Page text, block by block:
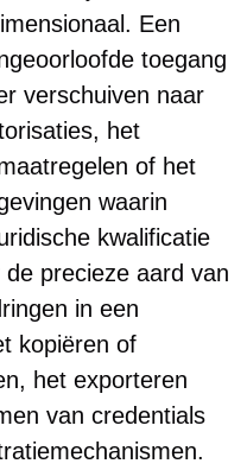
Een
toegang
verschuiven naar
het
of het
waarin
kwalificatie
precieze aard van
in een
kopiëren of
het exporteren
van credentials